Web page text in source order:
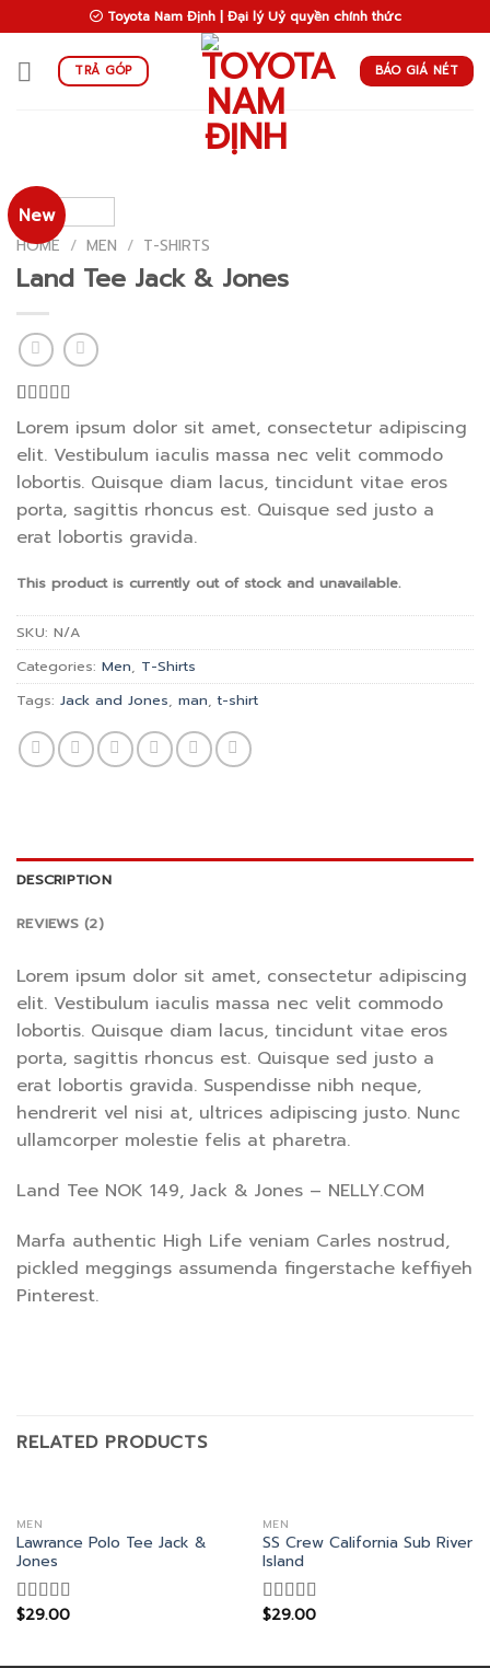
to
content
Toyota Nam Định | Đại lý Uỷ quyền chính thức
TRẢ GÓP BÁO GIÁ NÉT
New
HOME / MEN / T-SHIRTS
Land Tee Jack & Jones
Rated
4.00out
of 5
based on
2
customer
ratings
Lorem ipsum dolor sit amet, consectetur adipiscing
elit. Vestibulum iaculis massa nec velit commodo
lobortis. Quisque diam lacus, tincidunt vitae eros
porta, sagittis rhoncus est. Quisque sed justo a
erat lobortis gravida.
This product is currently out of stock and unavailable.
SKU: N/A
Categories: Men, T-Shirts
Tags: Jack and Jones, man,t-shirt
DESCRIPTION
REVIEWS (2)
Lorem ipsum dolor sit amet, consectetur adipiscing
elit. Vestibulum iaculis massa nec velit commodo
lobortis. Quisque diam lacus, tincidunt vitae eros
porta, sagittis rhoncus est. Quisque sed justo a
erat lobortis gravida. Suspendisse nibh neque,
hendrerit vel nisi at, ultrices adipiscing justo. Nunc
ullamcorper molestie felis at pharetra.
Land Tee NOK 149, Jack & Jones – NELLY.COM
Marfa authentic High Life veniam Carles nostrud,
pickled meggings assumenda fingerstache keffiyeh
Pinterest.
RELATED PRODUCTS
MEN
Lawrance Polo Tee Jack &
Jones
Rated4.50
$29.00
MEN
SS Crew California Sub River
Island
Rated
$29.00